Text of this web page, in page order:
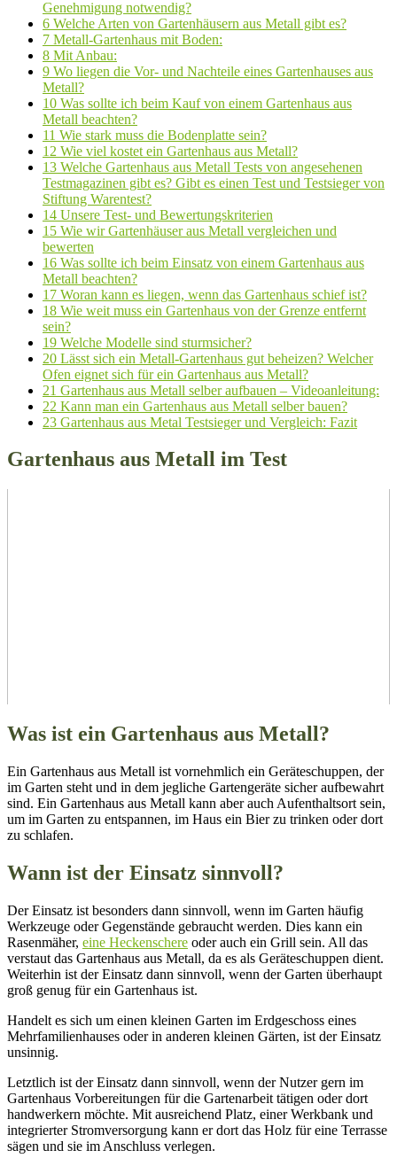
Genehmigung notwendig?
6 Welche Arten von Gartenhäusern aus Metall gibt es?
7 Metall-Gartenhaus mit Boden:
8 Mit Anbau:
9 Wo liegen die Vor- und Nachteile eines Gartenhauses aus
Metall?
10 Was sollte ich beim Kauf von einem Gartenhaus aus
Metall beachten?
11 Wie stark muss die Bodenplatte sein?
12 Wie viel kostet ein Gartenhaus aus Metall?
13 Welche Gartenhaus aus Metall Tests von angesehenen
Testmagazinen gibt es? Gibt es einen Test und Testsieger von
Stiftung Warentest?
14 Unsere Test- und Bewertungskriterien
15 Wie wir Gartenhäuser aus Metall vergleichen und
bewerten
16 Was sollte ich beim Einsatz von einem Gartenhaus aus
Metall beachten?
17 Woran kann es liegen, wenn das Gartenhaus schief ist?
18 Wie weit muss ein Gartenhaus von der Grenze entfernt
sein?
19 Welche Modelle sind sturmsicher?
20 Lässt sich ein Metall-Gartenhaus gut beheizen? Welcher
Ofen eignet sich für ein Gartenhaus aus Metall?
21 Gartenhaus aus Metall selber aufbauen – Videoanleitung:
22 Kann man ein Gartenhaus aus Metall selber bauen?
23 Gartenhaus aus Metal Testsieger und Vergleich: Fazit
Gartenhaus aus Metall im Test
Was ist ein Gartenhaus aus Metall?
Ein Gartenhaus aus Metall ist vornehmlich ein Geräteschuppen, der
im Garten steht und in dem jegliche Gartengeräte sicher aufbewahrt
sind. Ein Gartenhaus aus Metall kann aber auch Aufenthaltsort sein,
um im Garten zu entspannen, im Haus ein Bier zu trinken oder dort
zu schlafen.
Wann ist der Einsatz sinnvoll?
Der Einsatz ist besonders dann sinnvoll, wenn im Garten häufig
Werkzeuge oder Gegenstände gebraucht werden. Dies kann ein
Rasenmäher, eine Heckenschere oder auch ein Grill sein. All das
verstaut das Gartenhaus aus Metall, da es als Geräteschuppen dient.
Weiterhin ist der Einsatz dann sinnvoll, wenn der Garten überhaupt
groß genug für ein Gartenhaus ist.
Handelt es sich um einen kleinen Garten im Erdgeschoss eines
Mehrfamilienhauses oder in anderen kleinen Gärten, ist der Einsatz
unsinnig.
Letztlich ist der Einsatz dann sinnvoll, wenn der Nutzer gern im
Gartenhaus Vorbereitungen für die Gartenarbeit tätigen oder dort
handwerkern möchte. Mit ausreichend Platz, einer Werkbank und
integrierter Stromversorgung kann er dort das Holz für eine Terrasse
sägen und sie im Anschluss verlegen.